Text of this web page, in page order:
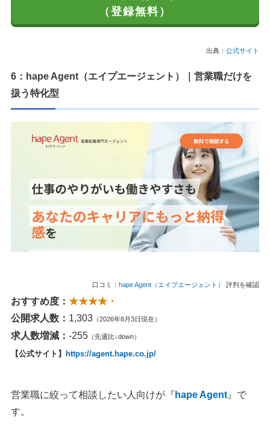
（登録無料）
出典： 公式サイト
6：hape Agent（エイプエージェント）｜営業職だけを
扱う特化型
口コミ： hape Agent（エイプエージェント） 評判を確認
おすすめ度： ★★★★・
公開求人数： 1,303 （2026年8月3日現在）
求人数増減： -255 （先週比↓down）
【公式サイト】 https://agent.hape.co.jp/
営業職に絞って相談したい人向けが『 hape Agent』で
す。